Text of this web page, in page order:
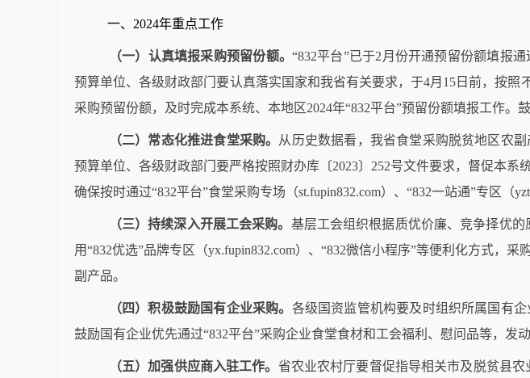
一、 2024年重点工作
（一）认真填报采购预留份额。 “832平台”已于2 月份开通预留份额填报
预算单位、各级财政部门要认真落实国家和我省有关要求，于4月 15 日前，按照
采购预留份额，及时完成本系统、本地区2024年“832平台”预留份额填报工作。
（二）常态化推进食堂采购。 从历史数据看，我省食堂采购脱贫地区农
预算单位、各级财政部门要严格按照财办库〔2023〕 252号文件要求，督促本系
确保按时通过“832平台”食堂采购专场（st.fupin832.com）、 “832一站通”专区（
（三）持续深入开展工会采购。 基层工会组织根据质优价廉、竞争择优
用“832优选”品牌专区（yx.fupin832.com）、“832微信小程序”等便利化方式，采
副产品。
（四）积极鼓励国有企业采购。 各级国资监管机构要及时组织所属国有
鼓励国有企业优先通过“832平台”采购企业食堂食材和工会福利、慰问品等，发
（五）加强供应商入驻工作。 省农业农村厅要督促指导相关市及脱贫县